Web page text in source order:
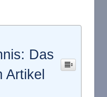
Das
Artikel